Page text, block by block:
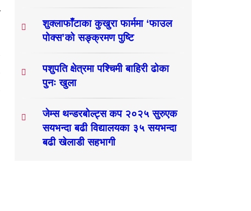
शुक्लाफाँटाका कुखुरा फार्ममा ‘फाउल
पोक्स’को सङ्क्रमण पुष्टि
पशुपति क्षेत्रमा पश्चिमी बाहिरी ढोका
पुनः खुला
जेम्स थन्डरबोल्ट्स कप २०२५ सुरुएक
सयभन्दा बढी विद्यालयका ३५ सयभन्दा
बढी खेलाडी सहभागी